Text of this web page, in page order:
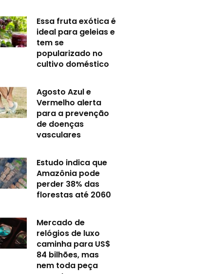
Essa fruta exótica é
ideal para geleias e
tem se
popularizado no
cultivo doméstico
Agosto Azul e
Vermelho alerta
para a prevenção
de doenças
vasculares
Estudo indica que
Amazônia pode
perder 38% das
florestas até 2060
Mercado de
relógios de luxo
caminha para US$
84 bilhões, mas
nem toda peça